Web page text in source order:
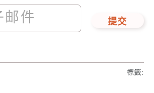
提交
標籤: